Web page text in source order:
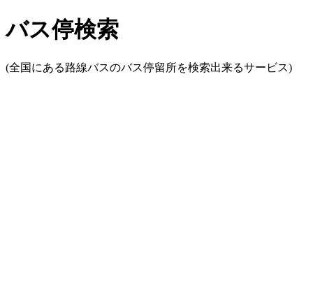
バス停検索
(全国にある路線バスのバス停留所を検索出来るサービス)